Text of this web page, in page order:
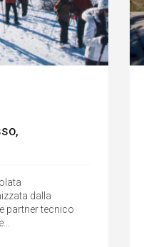
dalla
partner tecnico